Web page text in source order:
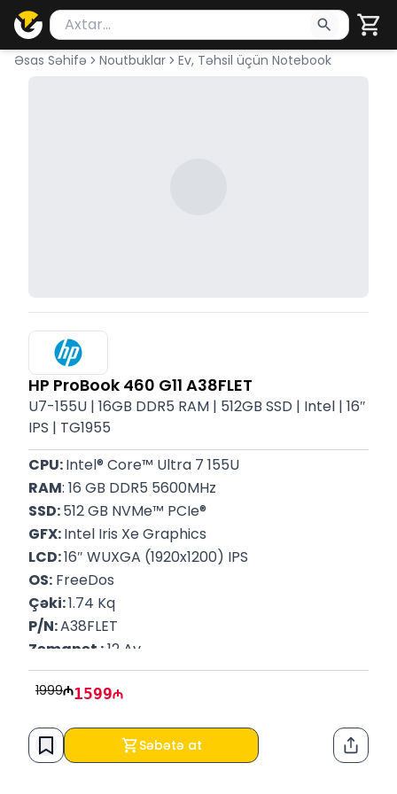
Məhsul axtar
Axtarış üçün ən azı 2 simvol yazın. Göndərmək
Əsas Səhifə Noutbuklar Ev, Təhsil üçün Notebook
HP ProBook 460 G11 A38FLET
U7-155U | 16GB DDR5 RAM | 512GB SSD | Intel | 16″
IPS | TG1955
CPU: Intel® Core™ Ultra 7 155U
RAM: 16 GB DDR5 5600MHz
SSD: 512 GB NVMe™ PCIe®
GFX: Intel Iris Xe Graphics
LCD: 16″ WUXGA (1920x1200) IPS
OS: FreeDos
Çəki: 1.74 Kq
P/N: A38FLET
Zəmanət : 12 Ay
1999 1599
Səbətə at